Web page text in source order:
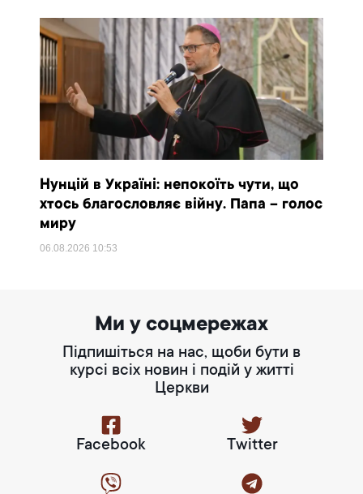
Нунцій в Україні: непокоїть чути, що
хтось благословляє війну. Папа – голос
миру
06.08.2026 10:53
Ми у соцмережах
Підпишіться на нас, щоби бути в
курсі всіх новин і подій у житті
Церкви
Facebook Twitter